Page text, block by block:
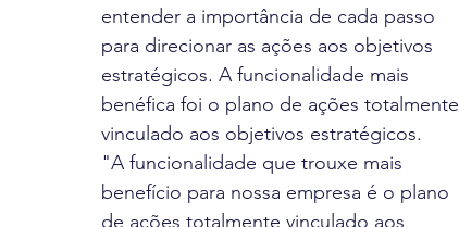
entender a importância de cada passo
para direcionar as ações aos objetivos
estratégicos. A funcionalidade mais
benéfica foi o plano de ações totalmente
vinculado aos objetivos estratégicos.
"A funcionalidade que trouxe mais
benefício para nossa empresa é o plano
de ações totalmente vinculado aos